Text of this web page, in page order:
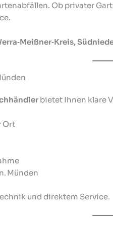
Ob privater
bietet Ihnen klare
Ort
Münden
und direktem Service.